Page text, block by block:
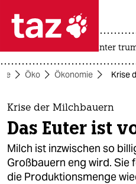
 taz
taz zahl ich
themen
politik
öko
usa unter
Öko Ökonomie Krise
Krise der Milchbauern
Das Euter ist
Milch ist inzwischen so
Großbauern eng wird. Sie
die Produktionsmenge